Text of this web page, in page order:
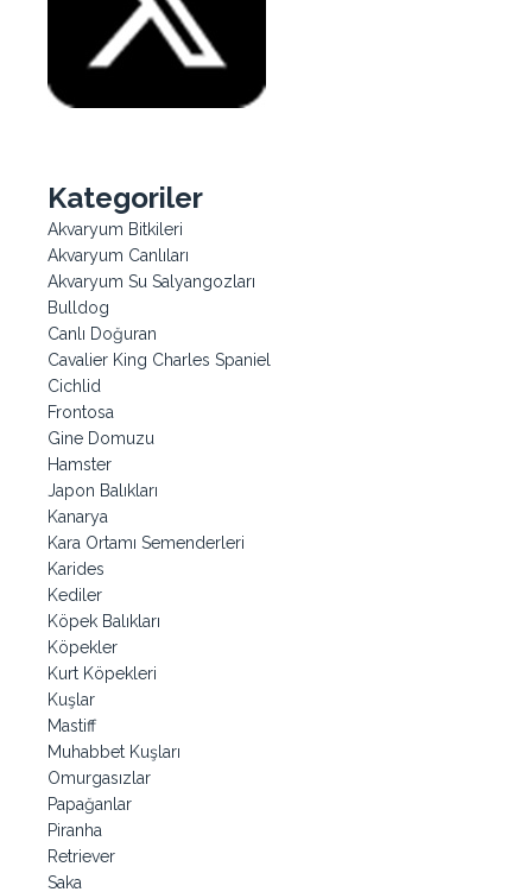
Kategoriler
Akvaryum Bitkileri
Akvaryum Canlıları
Akvaryum Su Salyangozları
Bulldog
Canlı Doğuran
Cavalier King Charles Spaniel
Cichlid
Frontosa
Gine Domuzu
Hamster
Japon Balıkları
Kanarya
Kara Ortamı Semenderleri
Karides
Kediler
Köpek Balıkları
Köpekler
Kurt Köpekleri
Kuşlar
Mastiff
Muhabbet Kuşları
Omurgasızlar
Papağanlar
Piranha
Retriever
Saka